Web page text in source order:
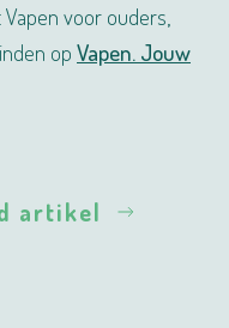
voor ouders,
op Vapen. Jouw
artikel